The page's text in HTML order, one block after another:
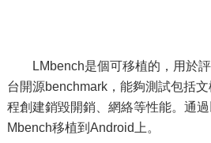
LMbench是個可移植的，用於
台開源benchmark，能夠測試包括
程創建銷毀開銷、網絡等性能。通
Mbench移植到Android上。